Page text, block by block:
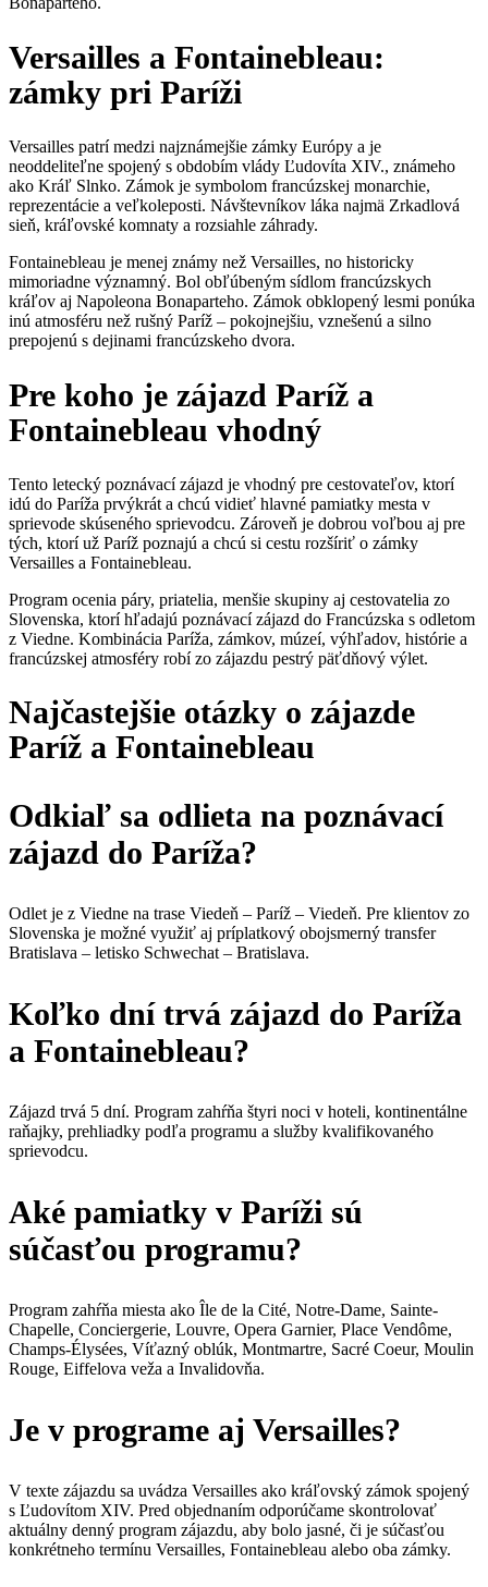
Versailles a Fontainebleau:
zámky pri Paríži
Versailles patrí medzi najznámejšie zámky Európy a je
neoddeliteľne spojený s obdobím vlády Ľudovíta XIV., známeho
ako Kráľ Slnko. Zámok je symbolom francúzskej monarchie,
reprezentácie a veľkoleposti. Návštevníkov láka najmä Zrkadlová
sieň, kráľovské komnaty a rozsiahle záhrady.
Fontainebleau je menej známy než Versailles, no historicky
mimoriadne významný. Bol obľúbeným sídlom francúzskych
kráľov aj Napoleona Bonaparteho. Zámok obklopený lesmi ponúka
inú atmosféru než rušný Paríž – pokojnejšiu, vznešenú a silno
prepojenú s dejinami francúzskeho dvora.
Pre koho je zájazd Paríž a
Fontainebleau vhodný
Tento letecký poznávací zájazd je vhodný pre cestovateľov, ktorí
idú do Paríža prvýkrát a chcú vidieť hlavné pamiatky mesta v
sprievode skúseného sprievodcu. Zároveň je dobrou voľbou aj pre
tých, ktorí už Paríž poznajú a chcú si cestu rozšíriť o zámky
Versailles a Fontainebleau.
Program ocenia páry, priatelia, menšie skupiny aj cestovatelia zo
Slovenska, ktorí hľadajú poznávací zájazd do Francúzska s odletom
z Viedne. Kombinácia Paríža, zámkov, múzeí, výhľadov, histórie a
francúzskej atmosféry robí zo zájazdu pestrý päťdňový výlet.
Najčastejšie otázky o zájazde
Paríž a Fontainebleau
Odkiaľ sa odlieta na poznávací
zájazd do Paríža?
Odlet je z Viedne na trase Viedeň – Paríž – Viedeň. Pre klientov zo
Slovenska je možné využiť aj príplatkový obojsmerný transfer
Bratislava – letisko Schwechat – Bratislava.
Koľko dní trvá zájazd do Paríža
a Fontainebleau?
Zájazd trvá 5 dní. Program zahŕňa štyri noci v hoteli, kontinentálne
raňajky, prehliadky podľa programu a služby kvalifikovaného
sprievodcu.
Aké pamiatky v Paríži sú
súčasťou programu?
Program zahŕňa miesta ako Île de la Cité, Notre-Dame, Sainte-
Chapelle, Conciergerie, Louvre, Opera Garnier, Place Vendôme,
Champs-Élysées, Víťazný oblúk, Montmartre, Sacré Coeur, Moulin
Rouge, Eiffelova veža a Invalidovňa.
Je v programe aj Versailles?
V texte zájazdu sa uvádza Versailles ako kráľovský zámok spojený
s Ľudovítom XIV. Pred objednaním odporúčame skontrolovať
aktuálny denný program zájazdu, aby bolo jasné, či je súčasťou
konkrétneho termínu Versailles, Fontainebleau alebo oba zámky.